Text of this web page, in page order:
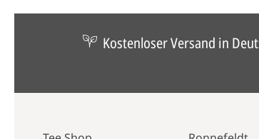
Kostenloser Versand in